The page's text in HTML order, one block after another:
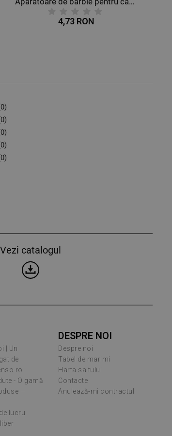
4,73 RON
Vezi catalogul
| Un
de
- O gamă
—
lucru
DESPRE NOI
Despre noi
Tabel de marimi
Harta saitului
Contacte
Anulează-mi contractul